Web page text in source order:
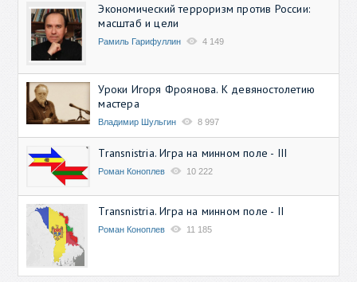
Экономический терроризм против России:
масштаб и цели
Рамиль Гарифуллин 4 149
Уроки Игоря Фроянова. К девяностолетию
мастера
Владимир Шульгин 8 997
Transnistria. Игра на минном поле - III
Роман Коноплев 10 222
Transnistria. Игра на минном поле - II
Роман Коноплев 11 185